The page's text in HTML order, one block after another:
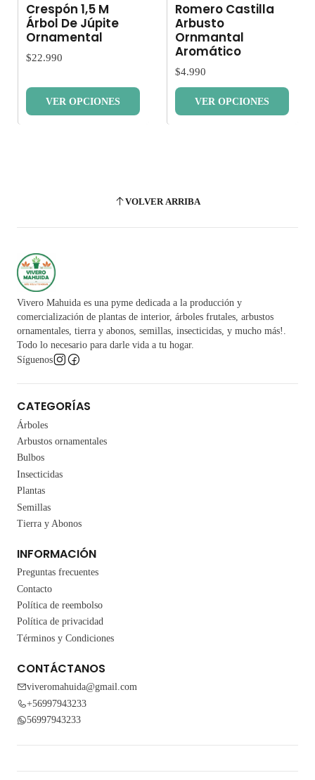
Crespón 1,5 M
Árbol De Júpite
Ornamental
$22.990
VER OPCIONES
Romero Castilla
Arbusto
Ornmantal
Aromático
$4.990
VER OPCIONES
VOLVER ARRIBA
Vivero Mahuida es una pyme dedicada a la producción y
comercialización de plantas de interior, árboles frutales, arbustos
ornamentales, tierra y abonos, semillas, insecticidas, y mucho más!.
Todo lo necesario para darle vida a tu hogar.
Síguenos
CATEGORÍAS
Árboles
Arbustos ornamentales
Bulbos
Insecticidas
Plantas
Semillas
Tierra y Abonos
INFORMACIÓN
Preguntas frecuentes
Contacto
Política de reembolso
Política de privacidad
Términos y Condiciones
CONTÁCTANOS
viveromahuida@gmail.com
+56997943233
56997943233